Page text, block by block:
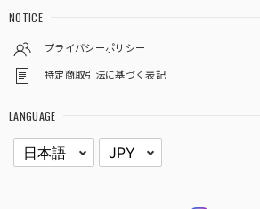
NOTICE
プライバシーポリシー
特定商取引法に基づく表記
LANGUAGE